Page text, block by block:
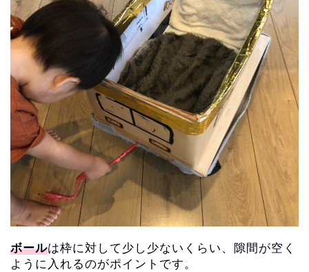
ボールは枠に対して少し少ないくらい、
隙間が空く
ように入れるのがポイントです。